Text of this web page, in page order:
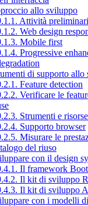
allo sviluppo
Attività preliminari
Web design
Mobile first
Progressive
di supporto
Feature detection
Verificare le
Strumenti e
Supporto browser
Misurare le
del riuso
con il design
Il framework
Il kit di sviluppo
Il kit di sviluppo
con i modelli